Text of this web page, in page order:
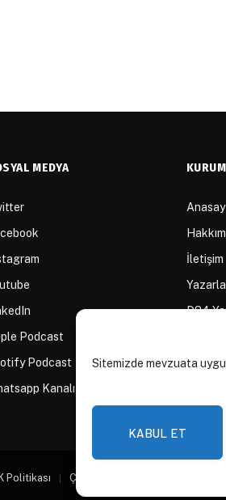
Sitemizde mevzuata
KABUL ET
MEDYA
Podcast
Podcast
Kanalı
İletişim
D84
İçerik
Yayın
Politikası Çerez Politikası Aydınlatma